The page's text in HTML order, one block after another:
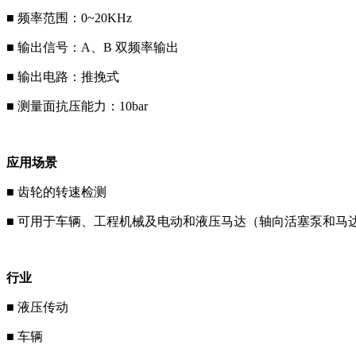
■ 频率范围：0~20KHz
■ 输出信号：A、B 双频率输出
■ 输出电路：推挽式
■ 测量面抗压能力：10bar
应用场景
■ 齿轮的转速检测
■ 可用于车辆、工程机械及电动和液压马达（轴向活塞泵和马
行业
■ 液压传动
■ 车辆